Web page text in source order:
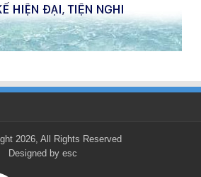
2026, All Rights Reserved
Designed by esc